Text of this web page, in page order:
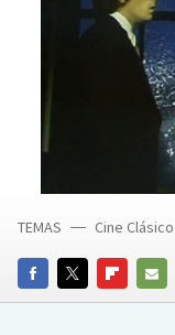
FACEBOOKTWITTERFLIPBOARD
E-
TEMAS Cine Clásico